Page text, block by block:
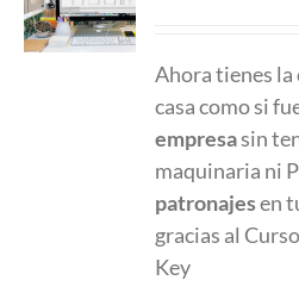
Ahora tienes la
casa como si
empresasin
maquinaria ni
patronajesen
gracias al
Key